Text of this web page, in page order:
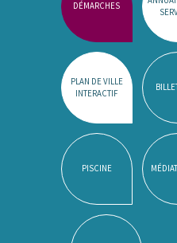
DÉMARCHES
PLAN DE VILLE
INTERACTIF
PISCINE